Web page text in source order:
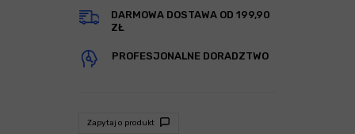
DARMOWA DOSTAWA OD 199,90
ZŁ
PROFESJONALNE DORADZTWO
Zapytaj o produkt